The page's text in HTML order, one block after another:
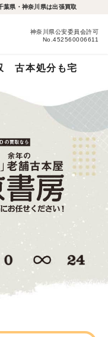
葉県・神奈川県は出張買取
神奈川県公安委員会許可
No.452560006611
古本処分も宅